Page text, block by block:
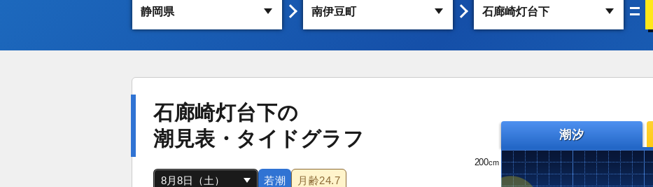
石廊崎灯台下の
潮見表・タイドグラフ
若潮 月齢24.7
潮汐
200